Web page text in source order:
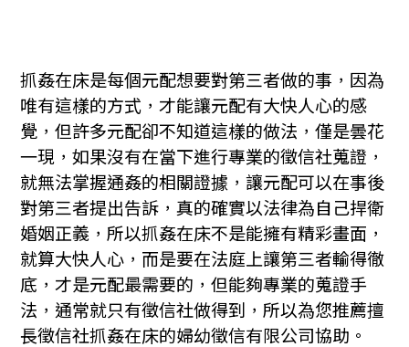
抓姦在床是每個元配想要對第三者做的事，因為
唯有這樣的方式，才能讓元配有大快人心的感
覺，但許多元配卻不知道這樣的做法，僅是曇花
一現，如果沒有在當下進行專業的徵信社蒐證，
就無法掌握通姦的相關證據，讓元配可以在事後
對第三者提出告訴，真的確實以法律為自己捍衛
婚姻正義，所以抓姦在床不是能擁有精彩畫面，
就算大快人心，而是要在法庭上讓第三者輸得徹
底，才是元配最需要的，但能夠專業的蒐證手
法，通常就只有徵信社做得到，所以為您推薦擅
長徵信社抓姦在床的婦幼徵信有限公司協助。